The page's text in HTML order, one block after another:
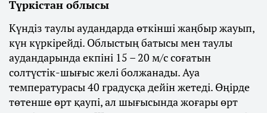
Түркістан облысы
Күндіз таулы аудандарда өткінші жаңбыр жауып,
күн күркірейді. Облыстың батысы мен таулы
аудандарында екпіні 15 – 20 м/с соғатын
солтүстік-шығыс желі болжанады. Ауа
температурасы 40 градусқа дейін жетеді. Өңірде
төтенше өрт қаупі, ал шығысында жоғары өрт